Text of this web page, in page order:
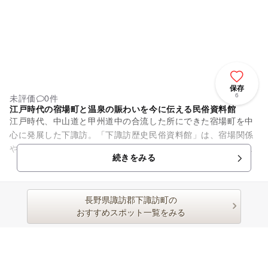
保存
6
未評価
0件
江戸時代の宿場町と温泉の賑わいを今に伝える民俗資料館
江戸時代、中山道と甲州道中の合流した所にできた宿場町を中
心に発展した下諏訪。「下諏訪歴史民俗資料館」は、宿場関係
や下諏訪で起きた出来事などの資料を展示している資料館で
す。江戸時代の宿場の商家の特...
続きをみる
長野県諏訪郡下諏訪町の
おすすめスポット一覧をみる